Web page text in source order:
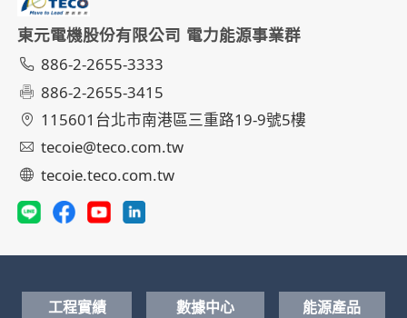
東元電機股份有限公司 電力能源事業群
886-2-2655-3333
886-2-2655-3415
115601台北市南港區三重路19-9號5樓
tecoie@teco.com.tw
tecoie.teco.com.tw
工程實績 數據中心 能源產品